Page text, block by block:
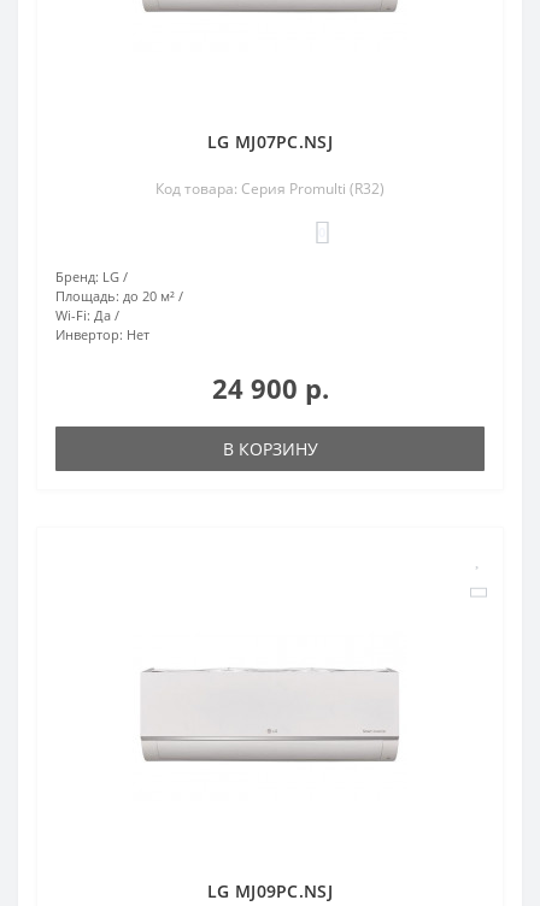
LG MJ07PC.NSJ
Код товара: Серия Promulti (R32)
Бренд: LG
Площадь: до 20 м²
Wi-Fi: Да
Инвертор: Нет
24 900 р.
В КОРЗИНУ
LG MJ09PC.NSJ